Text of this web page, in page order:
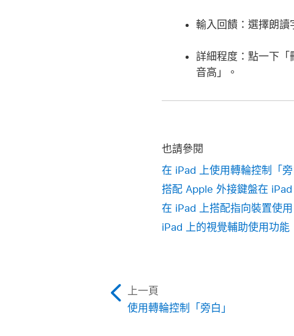
輸入回饋： 選擇朗讀
詳細程度： 點一下「
音高」。
也請參閱
在 iPad 上使用轉輪控制「旁
搭配 Apple 外接鍵盤在 iPad
在 iPad 上搭配指向裝置使用
iPad 上的視覺輔助使用功能
上一頁
使用轉輪控制「旁白」